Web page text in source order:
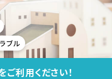
利用ください！